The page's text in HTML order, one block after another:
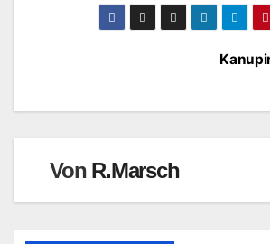
Von R.Marsch